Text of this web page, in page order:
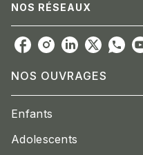
NOS RÉSEAUX
NOS OUVRAGES
Enfants
Adolescents